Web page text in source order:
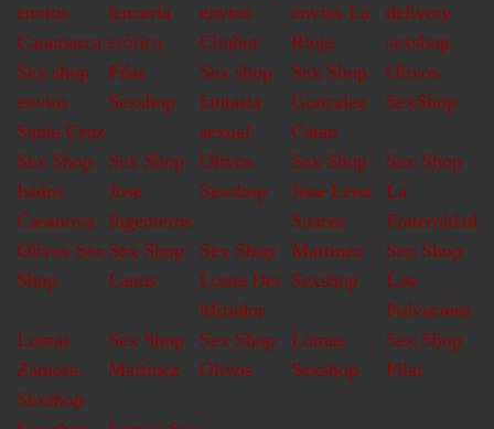
envios
Catamarca
lencería
erótica
envios
Chubut
envios La
Rioja
delivery
sexshop
Sex shop
envios
Santa Cruz
Pilar
Sexshop
Sex shop
fantasia
sexual
Sex Shop
Gonzalez
Catan
Olivos
SexShop
Sex Shop
Isidro
Casanova
Sex Shop
Jose
Ingenieros
Olivos
Sexshop
Sex Shop
Jose Leon
Suarez
Sex Shop
La
Fraternidad
Olivos Sex
Shop
Sex Shop
Lanus
Sex Shop
Loma Del
Mirador
Martinez
Sexshop
Sex Shop
Los
Polvorines
Lomas
Zamora
Sexshop
Sex Shop
Martinez
Sex Shop
Olivos
Lomas
Sexshop
Sex Shop
Pilar